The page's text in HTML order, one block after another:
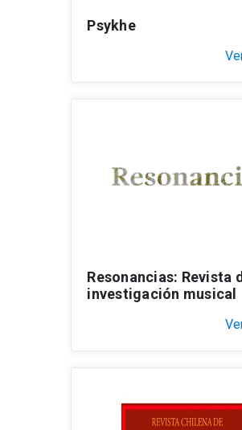
Psykhe
Resonancias: Revista
investigación musical